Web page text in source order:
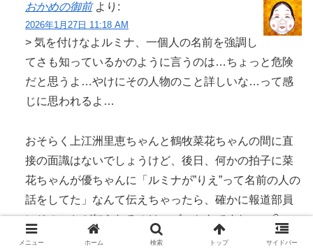
おかめの御前 より:
2026年1月27日 11:18 AM
> 気を付けなよルミナ、一個人の名前を強調し
てさも知っているかのように言うのは…ちょっと危険
だと思うよ…やけにその人物のこと詳しいな…って感
じに思われるよ…
おそらく上江洲里恵ちゃんと鶴牧菜花ちゃんの間に直
接の面識はないでしょうけど、後日、何かの拍子に菜
花ちゃんが優ちゃんに「ルミナが”りえ”って名前の人の
話をしてた」なんて伝えちゃったら、確かに報道部員
にそのことが知られるのはマズいかもですねぇ…💦
メニュー ホーム 検索 トップ サイドバー